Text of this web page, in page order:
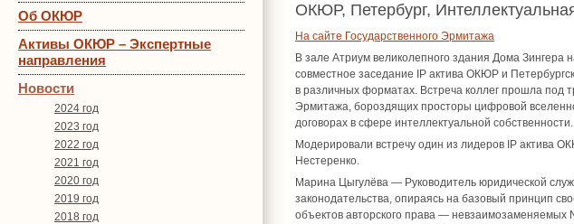
Об ОКЮР
Активы ОКЮР – Экспертные
направления
Новости
2024 год
2023 год
2022 год
2021 год
2020 год
2019 год
2018 год
ОКЮР, Петербург,
На сайте Государственного Эрмитажа
В зале Атриум великолепного здания Дома Зингера
совместное заседание IP актива ОКЮР и
в различных форматах. Встреча коллег прошла под
Эрмитажа, бороздящих просторы цифровой
договорах в сфере интеллектуальной собственности.
Модерировали встречу один из лидеров IP актива
Нестеренко.
Марина Цыгулёва — Руководитель юридической
законодательства, опираясь на базовый принцип
объектов авторского права — невзаимозаменяемых